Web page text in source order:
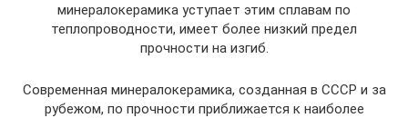
минералокерамика уступает этим сплавам по
теплопроводности, имеет более низкий предел
прочности на изгиб.
Современная минералокерамика, созданная в СССР и за
рубежом, по прочности приближается к наиболее